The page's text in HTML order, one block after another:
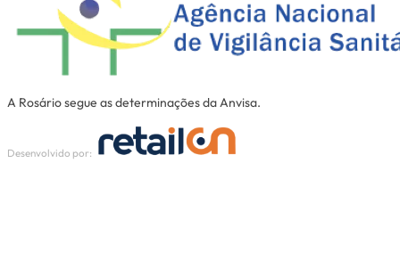
A Rosário segue as determinações da Anvisa.
Desenvolvido por: